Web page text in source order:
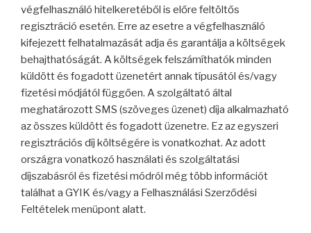
végfelhasználó hitelkeretéből is előre feltöltős
regisztráció esetén. Erre az esetre a végfelhasználó
kifejezett felhatalmazását adja és garantálja a költségek
behajthatóságát. A költségek felszámíthatók minden
küldött és fogadott üzenetért annak típusától és/vagy
fizetési módjától függően. A szolgáltató által
meghatározott SMS (szöveges üzenet) díja alkalmazható
az összes küldött és fogadott üzenetre. Ez az egyszeri
regisztrációs díj költségére is vonatkozhat. Az adott
országra vonatkozó használati és szolgáltatási
díjszabásról és fizetési módról még több információt
találhat a GYIK és/vagy a Felhasználási Szerződési
Feltételek menüpont alatt.